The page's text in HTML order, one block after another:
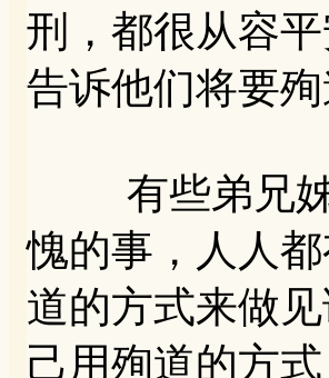
刑，都很从容
告诉他们将要
有些弟兄姊
愧的事，人人
道的方式来做
己用殉道的方